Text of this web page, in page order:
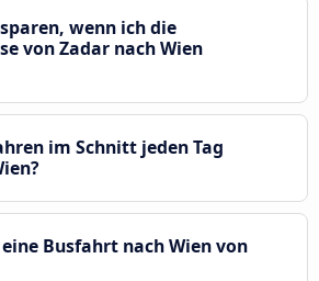
wenn ich die
von Zadar nach Wien
im Schnitt jeden Tag
Busfahrt nach Wien von